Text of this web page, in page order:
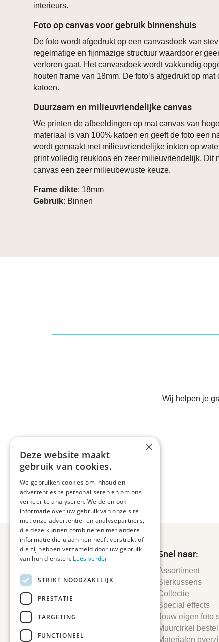
interieurs.
Foto op canvas voor gebruik binnenshuis
De foto wordt afgedrukt op een canvasdoek van
regelmatige en fijnmazige structuur waardoor er
verloren gaat. Het canvasdoek wordt vakkundig
houten frame van 18mm. De foto’s afgedrukt op
katoen.
Duurzaam en milieuvriendelijke canvas
We printen de afbeeldingen op mat canvas van
materiaal is van 100% katoen en geeft de foto een
wordt gemaakt met milieuvriendelijke inkten op
print volledig reukloos en zeer milieuvriendelijk. Dit
canvas een zeer milieubewuste keuze.
Frame dikte: 18mm
Gebruik: Binnen
Wij helpen je
Snel naar:
Assortiment
Sierkussens
Collectie
Special effects
Jouw eigen foto
Muurcirkel
Materialen
×
Deze website maakt
gebruik van cookies.
We gebruiken cookies om inhoud en
advertenties te personaliseren en om ons
verkeer te analyseren. We delen ook
informatie over uw gebruik van onze site
met onze advertentie- en analysepartners,
die deze kunnen combineren met andere
informatie die u aan hen heeft verstrekt of
die zij hebben verzameld door uw gebruik
van hun diensten. Lees verder
STRIKT NOODZAKELIJK
PRESTATIE
TARGETING
FUNCTIONEEL